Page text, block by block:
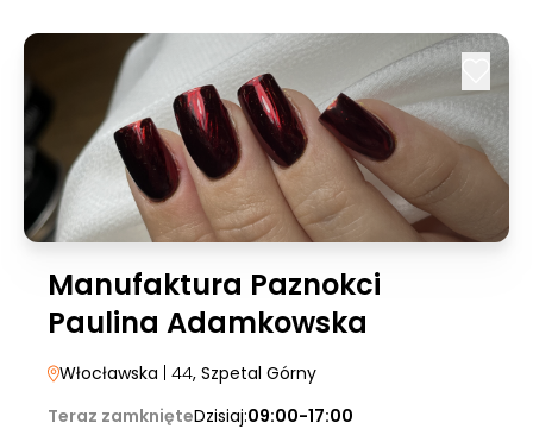
Manufaktura Paznokci
Paulina Adamkowska
Włocławska | 44, Szpetal Górny
Teraz zamknięteDzisiaj:09:00-17:00